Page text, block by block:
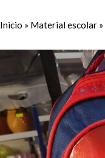
Inicio » Material escolar »